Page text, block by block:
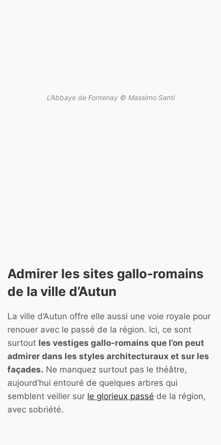
L’Abbaye de Fontenay © Massimo Santi
Admirer les sites gallo-romains
de la ville d’Autun
La ville d’Autun offre elle aussi une voie royale pour
renouer avec le passé de la région. Ici, ce sont
surtout les vestiges gallo-romains que l’on peut
admirer dans les styles architecturaux et sur les
façades. Ne manquez surtout pas le théâtre,
aujourd’hui entouré de quelques arbres qui
semblent veiller sur le glorieux passé de la région,
avec sobriété.